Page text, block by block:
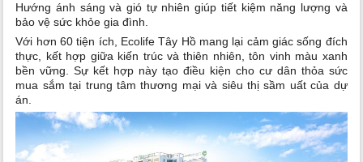
Hướng ánh sáng và gió tự nhiên giúp tiết kiệm năng lượng và
bảo vệ sức khỏe gia đình.
Với hơn 60 tiện ích, Ecolife Tây Hồ mang lại cảm giác sống đích
thực, kết hợp giữa kiến trúc và thiên nhiên, tôn vinh màu xanh
bền vững. Sự kết hợp này tạo điều kiện cho cư dân thỏa sức
mua sắm tại trung tâm thương mại và siêu thị sầm uất của dự
án.